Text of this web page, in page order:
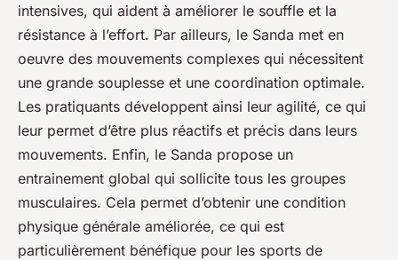
intensives, qui aident à améliorer le souffle et la
résistance à l’effort. Par ailleurs, le Sanda met en
oeuvre des mouvements complexes qui nécessitent
une grande souplesse et une coordination optimale.
Les pratiquants développent ainsi leur agilité, ce qui
leur permet d’être plus réactifs et précis dans leurs
mouvements. Enfin, le Sanda propose un
entrainement global qui sollicite tous les groupes
musculaires. Cela permet d’obtenir une condition
physique générale améliorée, ce qui est
particulièrement bénéfique pour les sports de